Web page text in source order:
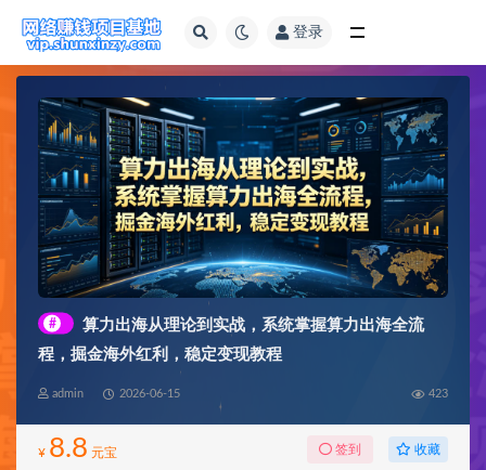
登录
#
算力出海从理论到实战，系统掌握算力出海全流
程，掘金海外红利，稳定变现教程
admin 2026-06-15 423
¥ 8.8 元宝 签到 收藏